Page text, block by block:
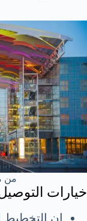
من
خيارات
إن